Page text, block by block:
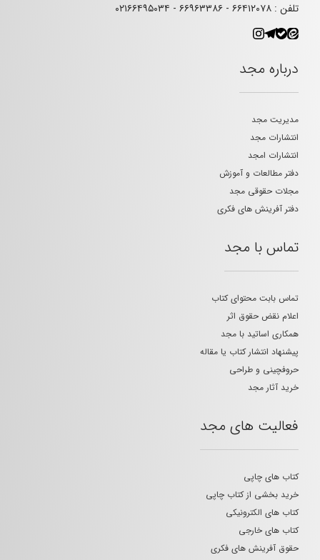
تلفن : ۶۶۴۱۲۰۷۸ - ۶۶۹۶۳۳۸۶ - ۰۲۱۶۶۴۹۵۰۳۴
درباره مجد
مدیریت مجد
انتشارات مجد
انتشارات امجد
دفتر مطالعات و آموزش
مجلات حقوقی مجد
دفتر آفرینش های فکری
تماس با مجد
تماس بابت محتوای کتاب
اعلام نقض حقوق اثر
همکاری اساتید با مجد
پیشنهاد انتشار کتاب یا مقاله
حروفچینی و طراحی
خرید آثار مجد
فعالیت های مجد
کتاب های چاپی
خرید بخشی از کتاب چاپی
کتاب های الکترونیکی
کتاب های خارجی
حقوق آفرینش های فکری